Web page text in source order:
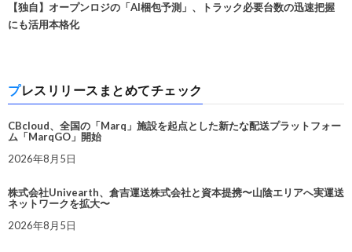
【独自】オープンロジの「AI梱包予測」、トラック必要台数の迅速把握
にも活用本格化
プレスリリースまとめてチェック
CBcloud、全国の「Marq」施設を起点とした新たな配送プラットフォー
ム「MarqGO」開始
2026年8月5日
株式会社Univearth、倉吉運送株式会社と資本提携〜山陰エリアへ実運送
ネットワークを拡大〜
2026年8月5日